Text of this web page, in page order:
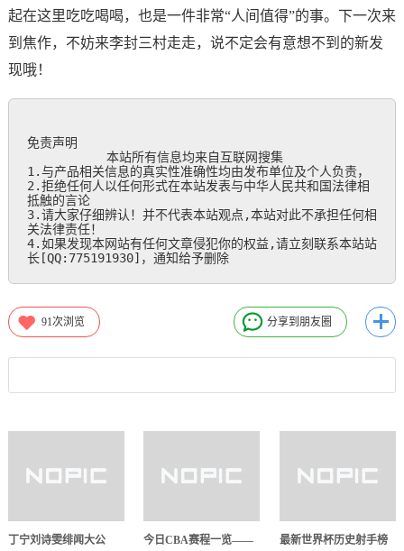
起在这里吃吃喝喝，也是一件非常“人间值得”的事。下一次来
到焦作，不妨来李封三村走走，说不定会有意想不到的新发
现哦！
免责声明
本站所有信息均来自互联网搜集
1.与产品相关信息的真实性准确性均由发布单位及个人负责，
2.拒绝任何人以任何形式在本站发表与中华人民共和国法律相
抵触的言论
3.请大家仔细辨认！并不代表本站观点,本站对此不承担任何相
关法律责任！
4.如果发现本网站有任何文章侵犯你的权益,请立刻联系本站站
长[QQ:775191930]，通知给予删除
91次浏览 分享到朋友圈
丁宁刘诗雯绯闻大公 今日CBA赛程一览—— 最新世界杯历史射手榜